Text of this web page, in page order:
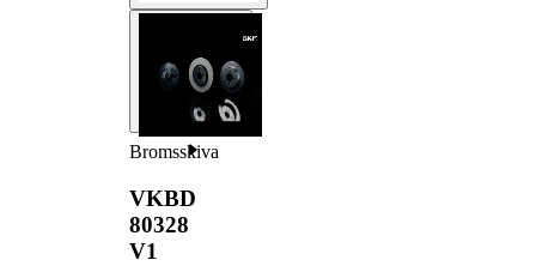
Bromsskiva
VKBD
80328
V1